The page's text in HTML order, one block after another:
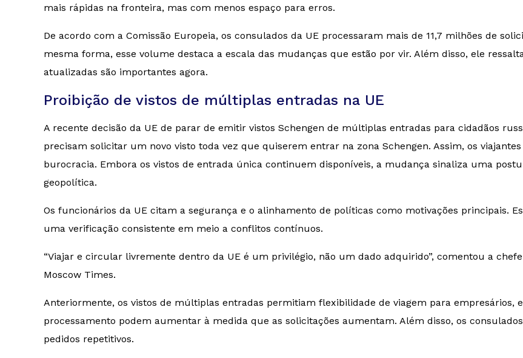
mais rápidas na fronteira, mas com menos espaço para erros.
De acordo com a Comissão Europeia, os consulados da UE processaram mais de 11,7 milhões de
mesma forma, esse volume destaca a escala das mudanças que estão por vir. Além disso, ele
atualizadas são importantes agora.
Proibição de vistos de múltiplas entradas na UE
A recente decisão da UE de parar de emitir vistos Schengen de múltiplas entradas para cidadãos
precisam solicitar um novo visto toda vez que quiserem entrar na zona Schengen. Assim, os
burocracia. Embora os vistos de entrada única continuem disponíveis, a mudança sinaliza uma
geopolítica.
Os funcionários da UE citam a segurança e o alinhamento de políticas como motivações principais.
uma verificação consistente em meio a conflitos contínuos.
“Viajar e circular livremente dentro da UE é um privilégio, não um dado adquirido”, comentou a
Moscow Times.
Anteriormente, os vistos de múltiplas entradas permitiam flexibilidade de viagem para empresários,
processamento podem aumentar à medida que as solicitações aumentam. Além disso, os
pedidos repetitivos.